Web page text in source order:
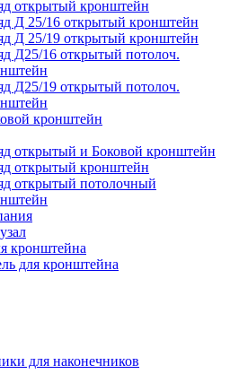
открытый кронштейн
Д 25/16 открытый кронштейн
Д 25/19 открытый кронштейн
Д25/16 открытый потолоч.
Д25/19 открытый потолоч.
кронштейн
открытый и Боковой кронштейн
открытый кронштейн
открытый потолочный
кронштейна
для кронштейна
для наконечников